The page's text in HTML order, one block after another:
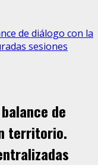
de diálogo con la
sesiones
de
territorio.